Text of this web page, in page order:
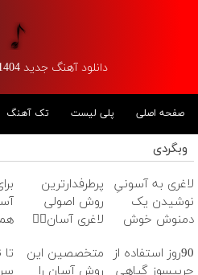
دانلود آهنگ جدید 1404 در ملودی مانیا
صفحه اصلی پلی لیست تک آهنگ
وبگردی
لاغری به آسونیِ
نوشیدن یک
دمنوش خوش
پرطرفدارترین
روش اصولی
لاغری آسان👈🏻
گیاهی(تخفیف
90روز استفاده از
چربیسوز گیاهی
متخصصین این
روش آسان را